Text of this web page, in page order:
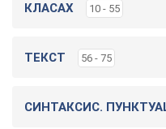
КЛАСАХ
10 - 55
ТЕКСТ 56 - 75
СИНТАКСИС.